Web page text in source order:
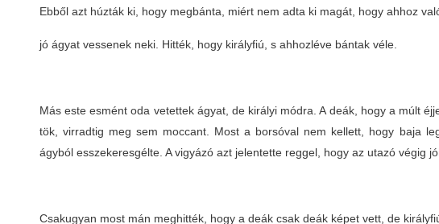
Ebből azt húzták ki, hogy megbánta, miért nem adta ki magát, hogy ahhoz
jó ágyat vessenek neki. Hitték, hogy királyfiú, s ahhozléve bántak véle.
Más este esmént oda vetettek ágyat, de királyi módra. A deák, hogy a múlt
tök, virradtig meg sem moccant. Most a borsóval nem kellett, hogy baja
ágyból esszekeresgélte. A vigyázó azt jelentette reggel, hogy az utazó végig
Csakugyan most mán meghitték, hogy a deák csak deák képet vett, de